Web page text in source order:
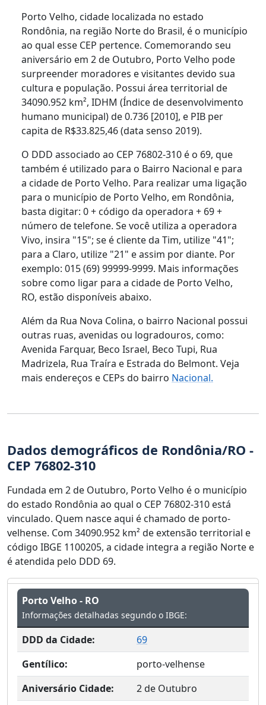
Porto Velho, cidade localizada no estado
Rondônia, na região Norte do Brasil, é o município
ao qual esse CEP pertence. Comemorando seu
aniversário em 2 de Outubro, Porto Velho pode
surpreender moradores e visitantes devido sua
cultura e população. Possui área territorial de
34090.952 km², IDHM (Índice de desenvolvimento
humano municipal) de 0.736 [2010], e PIB per
capita de R$33.825,46 (data senso 2019).
O DDD associado ao CEP 76802-310 é o 69, que
também é utilizado para o Bairro Nacional e para
a cidade de Porto Velho. Para realizar uma ligação
para o município de Porto Velho, em Rondônia,
basta digitar: 0 + código da operadora + 69 +
número de telefone. Se você utiliza a operadora
Vivo, insira "15"; se é cliente da Tim, utilize "41";
para a Claro, utilize "21" e assim por diante. Por
exemplo: 015 (69) 99999-9999. Mais informações
sobre como ligar para a cidade de Porto Velho,
RO, estão disponíveis abaixo.
Além da Rua Nova Colina, o bairro Nacional possui
outras ruas, avenidas ou logradouros, como:
Avenida Farquar, Beco Israel, Beco Tupi, Rua
Madrizela, Rua Traíra e Estrada do Belmont. Veja
mais endereços e CEPs do bairro Nacional.
Dados demográficos de Rondônia/RO -
CEP 76802-310
Fundada em 2 de Outubro, Porto Velho é o município
do estado Rondônia ao qual o CEP 76802-310 está
vinculado. Quem nasce aqui é chamado de porto-
velhense. Com 34090.952 km² de extensão territorial e
código IBGE 1100205, a cidade integra a região Norte e
é atendida pelo DDD 69.
Porto Velho - RO
Informações detalhadas segundo o IBGE:
DDD da Cidade:
69
Gentílico:
porto-velhense
Aniversário Cidade:
2 de Outubro